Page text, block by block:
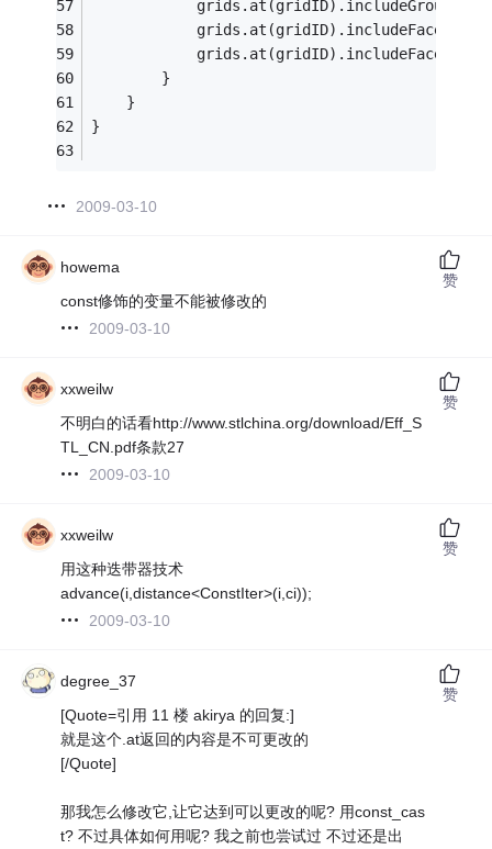
			grids.at(gridID).includeFaces =
		}
	}
}
2009-03-10
howema
const修饰的变量不能被修改的
2009-03-10
赞
xxweilw
不明白的话看http://www.stlchina.org/download/Eff_S
TL_CN.pdf条款27
2009-03-10
赞
xxweilw
用这种迭带器技术
advance(i,distance<ConstIter>(i,ci));
2009-03-10
赞
degree_37
[Quote=引用 11 楼 akirya 的回复:]
就是这个.at返回的内容是不可更改的
[/Quote]
那我怎么修改它,让它达到可以更改的呢? 用const_cas
t? 不过具体如何用呢? 我之前也尝试过 不过还是出
赞